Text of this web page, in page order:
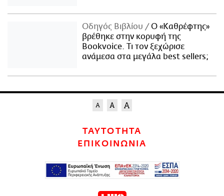
Οδηγός Βιβλίου
Ο «Καθρέφτης»
βρέθηκε στην κορυφή της
Bookvoice. Τι τον ξεχώρισε
ανάμεσα στα μεγάλα best sellers;
ΤΑΥΤΟΤΗΤΑ
ΕΠΙΚΟΙΝΩΝΙΑ